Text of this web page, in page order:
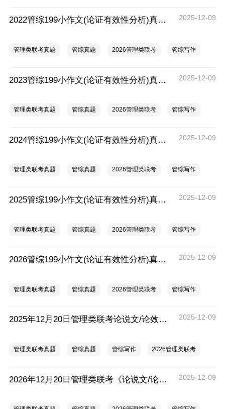
2022管综199小作文(论证有效性分析)真题及范文 2025-12-09
管理类联考真题 管综真题 2026管理类联考 管综写作
2023管综199小作文(论证有效性分析)真题及范文 2025-12-09
管理类联考真题 管综真题 2026管理类联考 管综写作
2024管综199小作文(论证有效性分析)真题及范文 2025-12-09
管理类联考真题 管综真题 2026管理类联考 管综写作
2025管综199小作文(论证有效性分析)真题及范文 2025-12-09
管理类联考真题 管综真题 2026管理类联考 管综写作
2026管综199小作文(论证有效性分析)真题及范文 2025-12-09
管理类联考真题 管综真题 2026管理类联考 管综写作
2025年12月20日管理类联考论说文/论效文写作真题及答案 2025-12-09
管理类联考真题 管综真题 管综写作 2026管理类联考
2026年12月20日管理类联考《论说文/论效文写作》真题 2025-12-09